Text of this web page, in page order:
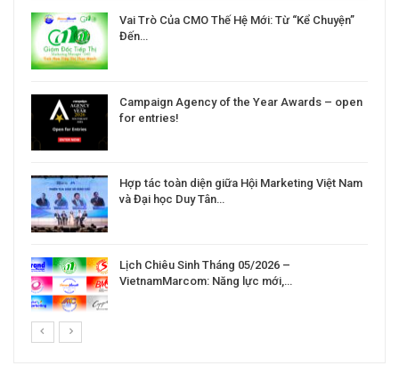
Vai Trò Của CMO Thế Hệ Mới: Từ “Kể Chuyện”
Đến…
Campaign Agency of the Year Awards – open
for entries!
Hợp tác toàn diện giữa Hội Marketing Việt Nam
và Đại học Duy Tân…
Lịch Chiêu Sinh Tháng 05/2026 –
VietnamMarcom: Năng lực mới,…